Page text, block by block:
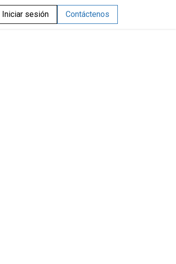
Iniciar sesión Contáctenos